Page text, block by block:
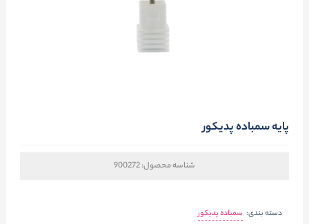
پايه سمباده پديکور
شناسه محصول:900272
دسته بندی: سمباده پدیکور